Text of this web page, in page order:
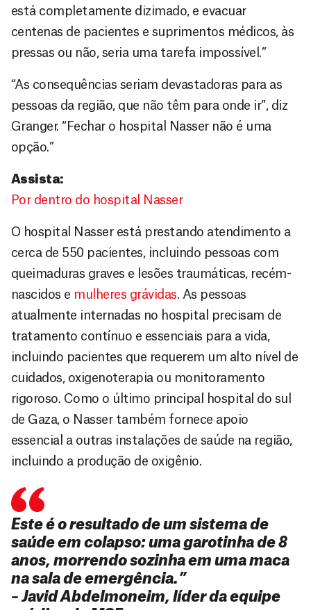
está completamente dizimado, e evacuar
centenas de pacientes e suprimentos médicos, às
pressas ou não, seria uma tarefa impossível.”
“As consequências seriam devastadoras para as
pessoas da região, que não têm para onde ir”, diz
Granger. “Fechar o hospital Nasser não é uma
opção.”
Assista:
Por dentro do hospital Nasser
O hospital Nasser está prestando atendimento a
cerca de 550 pacientes, incluindo pessoas com
queimaduras graves e lesões traumáticas, recém-
nascidos e mulheres grávidas. As pessoas
atualmente internadas no hospital precisam de
tratamento contínuo e essenciais para a vida,
incluindo pacientes que requerem um alto nível de
cuidados, oxigenoterapia ou monitoramento
rigoroso. Como o último principal hospital do sul
de Gaza, o Nasser também fornece apoio
essencial a outras instalações de saúde na região,
incluindo a produção de oxigênio.
Este é o resultado de um sistema de
saúde em colapso: uma garotinha de 8
anos, morrendo sozinha em uma maca
na sala de emergência.”
– Javid Abdelmoneim, líder da equipe